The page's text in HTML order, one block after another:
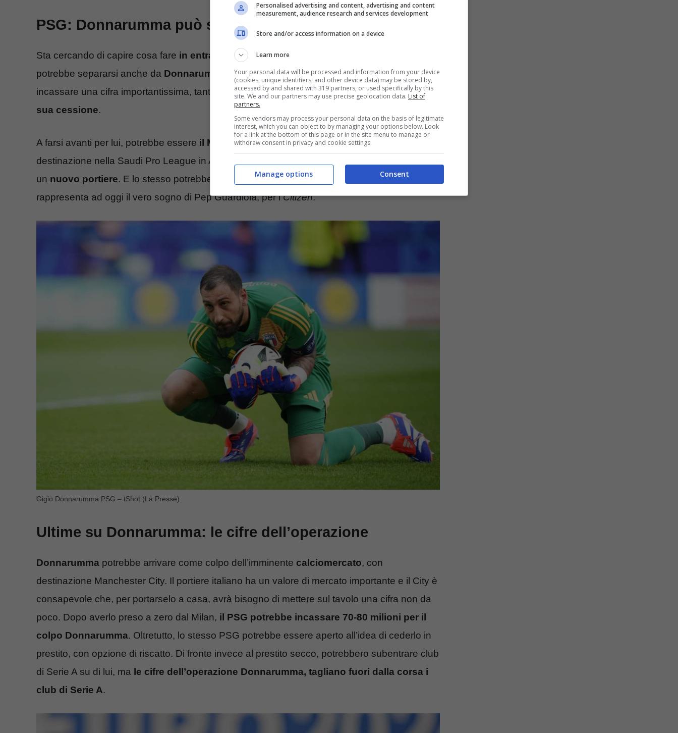
PSG: Donnarumma può salutare, la destinazione
Sta cercando di capire cosa fare in entrata e in uscita il PSG
potrebbe separarsi anche da Donnarumma
. Il portiere italiano però permetterebbe al club di
incassare una cifra importantissima, tant’è che si sta valutando quella che è l’opzione della
sua cessione.
A farsi avanti per lui, potrebbe essere il Manchester City che, con Ederson in uscita
destinazione nella Saudi Pro League in Arabia Saudita, obbligherebbe Guardiola a scegliersi
un nuovo portiere. E lo stesso potrebbe trovarsi nel nome diGigio Donnarumma, che
rappresenta ad oggi il vero sogno di Pep Guardiola, per iCitizen.
Gigio Donnarumma PSG – tShot (La Presse)
Ultime su Donnarumma: le cifre dell’operazione
Donnarumma potrebbe arrivare come colpo dell’imminente calciomercato, con
destinazione Manchester City. Il portiere italiano ha un valore di mercato importante e il City è
consapevole che, per portarselo a casa, avrà bisogno di mettere sul tavolo una cifra non da
poco. Dopo averlo preso a zero dal Milan, il PSG potrebbe incassare 70-80 milioni per il
colpo Donnarumma. Oltretutto, lo stesso PSG potrebbe essere aperto all’idea di cederlo in
prestito, con opzione di riscatto. Di fronte invece al prestito secco, potrebbero subentrare club
di Serie A su di lui, ma le cifre dell’operazione Donnarumma, tagliano fuori dalla corsa i
club di Serie A.
Personalised advertising and content, advertising and content
measurement, audience research and services development
Store and/or access information on a device
Learn more
Your personal data will be processed and information from your device
(cookies, unique identifiers, and other device data) may be stored by,
accessed by and shared with 319 partners, or used specifically by this
site. We and our partners may use precise geolocation data. List of
partners.
Some vendors may process your personal data on the basis of legitimate
interest, which you can object to by managing your options below. Look
for a link at the bottom of this page or in the site menu to manage or
withdraw consent in privacy and cookie settings.
Consent
Manage options